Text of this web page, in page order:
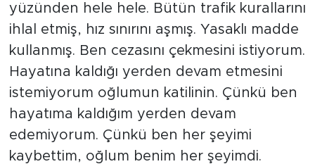
yüzünden hele hele. Bütün trafik kurallarını
ihlal etmiş, hız sınırını aşmış. Yasaklı madde
kullanmış. Ben cezasını çekmesini istiyorum.
Hayatına kaldığı yerden devam etmesini
istemiyorum oğlumun katilinin. Çünkü ben
hayatıma kaldığım yerden devam
edemiyorum. Çünkü ben her şeyimi
kaybettim, oğlum benim her şeyimdi.